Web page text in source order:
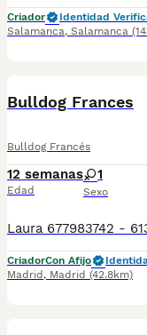
Criador
Identidad
Salamanca, Salamanca
Bulldog Frances
Bulldog Francés
12 semanas
Edad
1
Sexo
CriadorCon Afijo
Madrid , Madrid (42.8km)